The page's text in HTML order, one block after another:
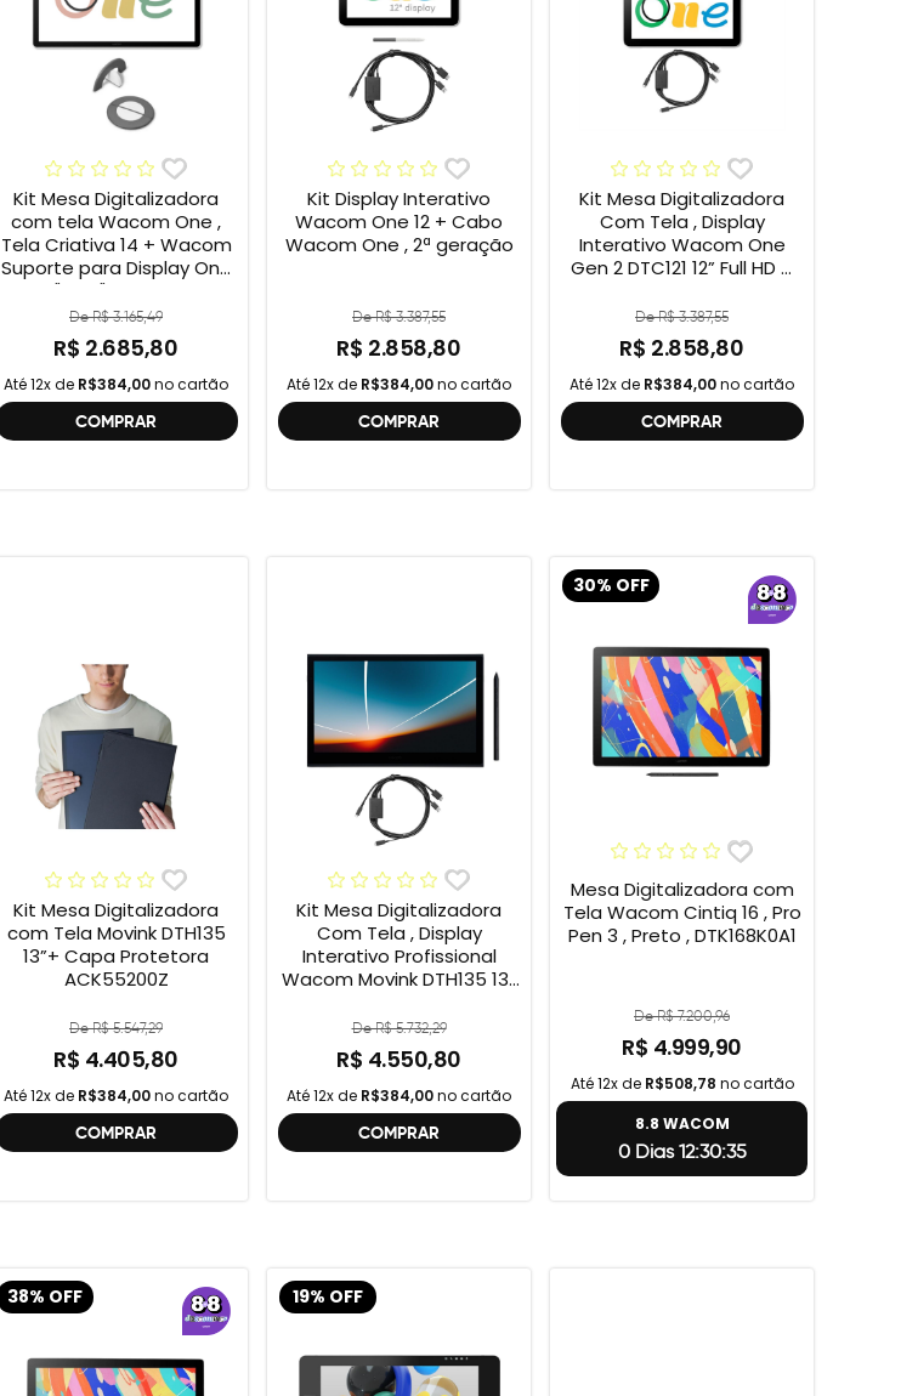
Kit Mesa Digitalizadora
com tela Wacom One ,
Tela Criativa 14 + Wacom
Suporte para Display One
12" e 13" ACK649Z
De R$ 3.165,49
R$ 2.685,80
Até 12x de R$384,00no cartão
COMPRAR
Kit Display Interativo
Wacom One 12 + Cabo
Wacom One , 2ª geração
De R$ 3.387,55
R$ 2.858,80
Até 12x de R$384,00no cartão
COMPRAR
Kit Mesa Digitalizadora
Com Tela , Display
Interativo Wacom One
Gen 2 DTC121 12” Full HD +
geração , DTC121 ,
DTH134W,
De R$ 3.387,55
R$ 2.858,80
Até 12x de R$384,00no cartão
COMPRAR
Kit Mesa Digitalizadora
com Tela Movink DTH135
13”+ Capa Protetora
ACK55200Z
De R$ 5.547,29
R$ 4.405,80
Até 12x de R$384,00no cartão
COMPRAR
Kit Mesa Digitalizadora
Com Tela , Display
Interativo Profissional
Wacom Movink DTH135 13”
One , 2ª geração
De R$ 5.732,29
R$ 4.550,80
Até 12x de R$384,00no cartão
COMPRAR
30% OFF
Mesa Digitalizadora com
Tela Wacom Cintiq 16 , Pro
Pen 3 , Preto , DTK168K0A1
De R$ 7.200,96
R$ 4.999,90
Até 12x de R$508,78 no cartão
8.8 WACOM
0 Dias 12:30:34
38% OFF 19% OFF